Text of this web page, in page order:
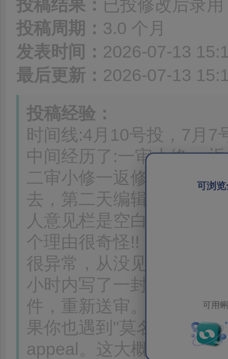
可浏
可用
投稿结果： 已投修改后录用
投稿周期： 3.0 个月
发表时间： 2026-07-13
最后更新： 2026-07-13
投稿经验：
时间线:4月10号投，7月7
中间经历了:一审小修一
二审小修一返修一录用。
去，第二天编辑直接拒稿
人意见栏是空白的，我才
个理由很奇怪!!
很异常，从没见过这么快
小时内写了一封
件，重新送审。这一小时
果你也遇到"莫名其妙的
appeal。这大概率是编辑